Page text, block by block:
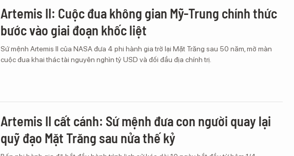
Artemis II: Cuộc đua không gian Mỹ-Trung chính thức
bước vào giai đoạn khốc liệt
Sứ mệnh Artemis II của NASA đưa 4 phi hành gia trở lại Mặt Trăng sau 50 năm, mở màn
cuộc đua khai thác tài nguyên nghìn tỷ USD và đối đầu địa chính trị.
Artemis II cất cánh: Sứ mệnh đưa con người quay lại
quỹ đạo Mặt Trăng sau nửa thế kỷ